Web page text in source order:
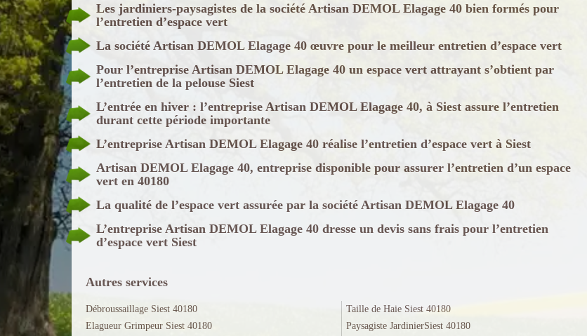
Les jardiniers-paysagistes de la société Artisan DEMOL Elagage 40 bien formés pour
l’entretien d’espace vert
La société Artisan DEMOL Elagage 40 œuvre pour le meilleur entretien d’espace vert
Pour l’entreprise Artisan DEMOL Elagage 40 un espace vert attrayant s’obtient par
l’entretien de la pelouse Siest
L’entrée en hiver : l’entreprise Artisan DEMOL Elagage 40, à Siest assure l’entretien
durant cette période importante
L’entreprise Artisan DEMOL Elagage 40 réalise l’entretien d’espace vert à Siest
Artisan DEMOL Elagage 40, entreprise disponible pour assurer l’entretien d’un espace
vert en 40180
La qualité de l’espace vert assurée par la société Artisan DEMOL Elagage 40
L’entreprise Artisan DEMOL Elagage 40 dresse un devis sans frais pour l’entretien
d’espace vert Siest
Autres services
Débroussaillage Siest 40180
Elagueur Grimpeur Siest 40180
Taille de Haie Siest 40180
Paysagiste JardinierSiest 40180